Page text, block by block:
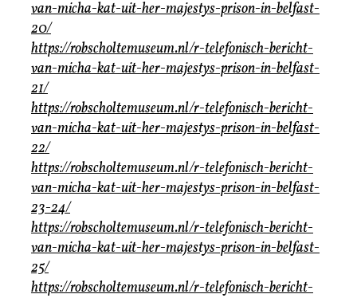
van-micha-kat-uit-her-majestys-prison-in-belfast-
20/
https://robscholtemuseum.nl/r-telefonisch-bericht-
van-micha-kat-uit-her-majestys-prison-in-belfast-
21/
https://robscholtemuseum.nl/r-telefonisch-bericht-
van-micha-kat-uit-her-majestys-prison-in-belfast-
22/
https://robscholtemuseum.nl/r-telefonisch-bericht-
van-micha-kat-uit-her-majestys-prison-in-belfast-
23-24/
https://robscholtemuseum.nl/r-telefonisch-bericht-
van-micha-kat-uit-her-majestys-prison-in-belfast-
25/
https://robscholtemuseum.nl/r-telefonisch-bericht-